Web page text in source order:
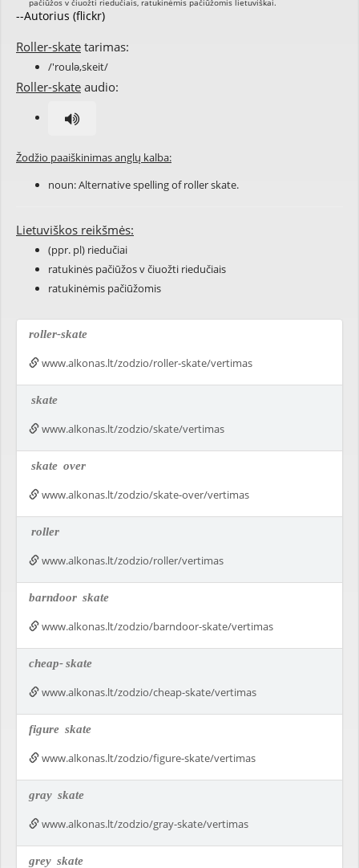
--Autorius (flickr)
Roller-skate tarimas:
/'roulə,skeit/
Roller-skate audio:
Žodžio paaiškinimas anglų kalba:
noun: Alternative spelling ofroller skate.
Lietuviškos reikšmės:
(ppr. pl) riedučiai
ratukinės pačiūžos v čiuožti riedučiais
ratukinėmis pačiūžomis
roller-skate
www.alkonas.lt/zodzio/roller-skate/vertimas
skate
www.alkonas.lt/zodzio/skate/vertimas
skate over
www.alkonas.lt/zodzio/skate-over/vertimas
roller
www.alkonas.lt/zodzio/roller/vertimas
barndoor skate
www.alkonas.lt/zodzio/barndoor-skate/vertimas
cheap-skate
www.alkonas.lt/zodzio/cheap-skate/vertimas
figure skate
www.alkonas.lt/zodzio/figure-skate/vertimas
gray skate
www.alkonas.lt/zodzio/gray-skate/vertimas
grey skate